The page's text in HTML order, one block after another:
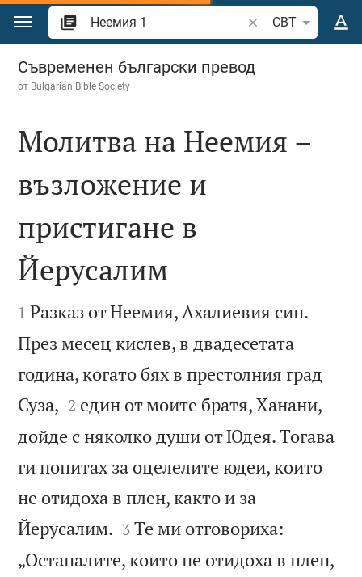
Преминете към съдържанието
Търсете стих или
CBT
Неемия 1
Съвременен български превод
от Bulgarian Bible Society

Молитва на Неемия –
възложение и
пристигане в
Йерусалим

1 Разказ от Неемия, Ахалиевия син.
През месец кислев, в двадесетата
година, когато бях в престолния град
Суза, 

2 един от моите братя, Ханани,
дойде с няколко души от Юдея. Тогава
ги попитах за оцелелите юдеи, които
не отидоха в плен, както и за
Йерусалим. 

3 Те ми отговориха:
„Останалите, които не отидоха в плен,